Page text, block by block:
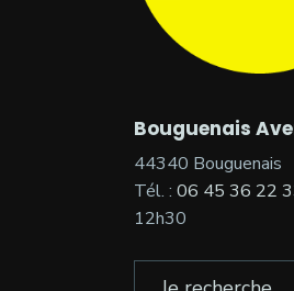
Bouguenais
44340 Bouguenais
Tél. : 06 45 36 22
12h30